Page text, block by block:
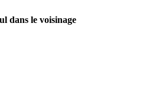
dans le voisinage